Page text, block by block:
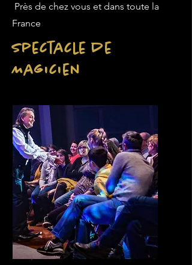
Près de chez vous et dans toute la
France
Spectacle de
Magicien